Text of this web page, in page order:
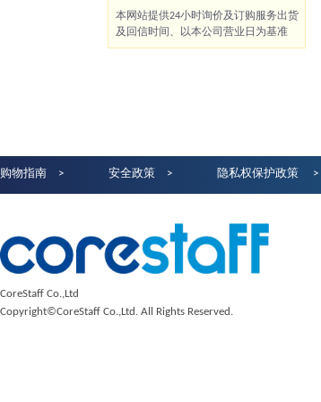
本网站提供24小时询价及订购服务出货
及回信时间、以本公司营业日为基准
购物指南 安全政策 隐私权保护政策
CoreStaff Co.,Ltd
Copyright©CoreStaff Co.,Ltd. All Rights Reserved.